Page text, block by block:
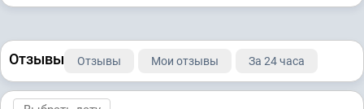
Отзывы Отзывы Мои отзывы За 24 часа